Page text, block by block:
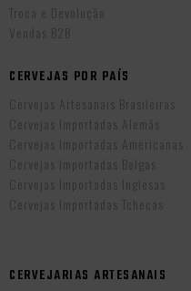
Troca e Devolução
Vendas B2B
CERVEJAS POR PAÍS
Cervejas Artesanais Brasileiras
Cervejas Importadas Alemãs
Cervejas Importadas Americanas
Cervejas Importadas Belgas
Cervejas Importadas Inglesas
Cervejas Importadas Tchecas
CERVEJARIAS ARTESANAIS